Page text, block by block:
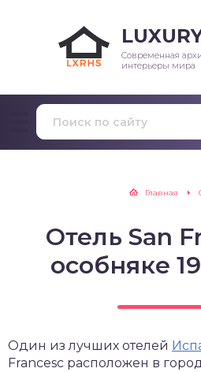
Современная
интерьеры мира
Главная
Отель San
особняке
Один из лучших отелей
Francesc расположен в